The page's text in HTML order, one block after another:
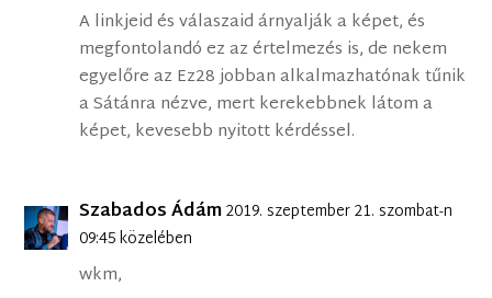
A linkjeid és válaszaid árnyalják a képet, és
megfontolandó ez az értelmezés is, de nekem
egyelőre az Ez28 jobban alkalmazhatónak tűnik
a Sátánra nézve, mert kerekebbnek látom a
képet, kevesebb nyitott kérdéssel.
Szabados Ádám2019. szeptember 21. szombat-n
09:45 közelében
wkm,